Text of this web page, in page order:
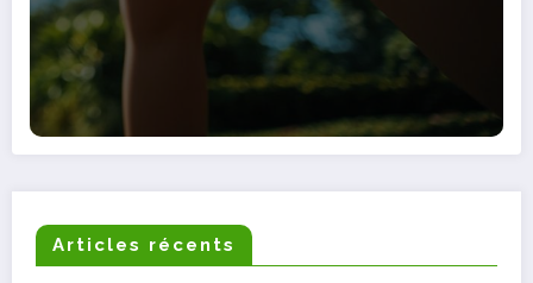
Articles récents